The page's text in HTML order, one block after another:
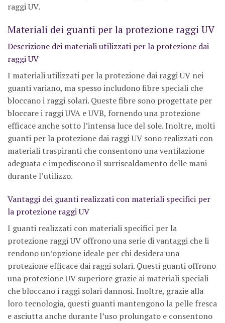
raggi UV.
Materiali dei guanti per la protezione raggi UV
Descrizione dei materiali utilizzati per la protezione dai
raggi UV
I materiali utilizzati per la protezione dai raggi UV nei
guanti variano, ma spesso includono fibre speciali che
bloccano i raggi solari. Queste fibre sono progettate per
bloccare i raggi UVA e UVB, fornendo una protezione
efficace anche sotto l’intensa luce del sole. Inoltre, molti
guanti per la protezione dai raggi UV sono realizzati con
materiali traspiranti che consentono una ventilazione
adeguata e impediscono il surriscaldamento delle mani
durante l’utilizzo.
Vantaggi dei guanti realizzati con materiali specifici per
la protezione raggi UV
I guanti realizzati con materiali specifici per la
protezione raggi UV offrono una serie di vantaggi che li
rendono un’opzione ideale per chi desidera una
protezione efficace dai raggi solari. Questi guanti offrono
una protezione UV superiore grazie ai materiali speciali
che bloccano i raggi solari dannosi. Inoltre, grazie alla
loro tecnologia, questi guanti mantengono la pelle fresca
e asciutta anche durante l’uso prolungato e consentono